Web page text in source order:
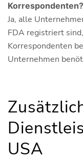
Korrespondenten?
Ja, alle
FDA registriert
Korrespondenten
Unternehmen
USA